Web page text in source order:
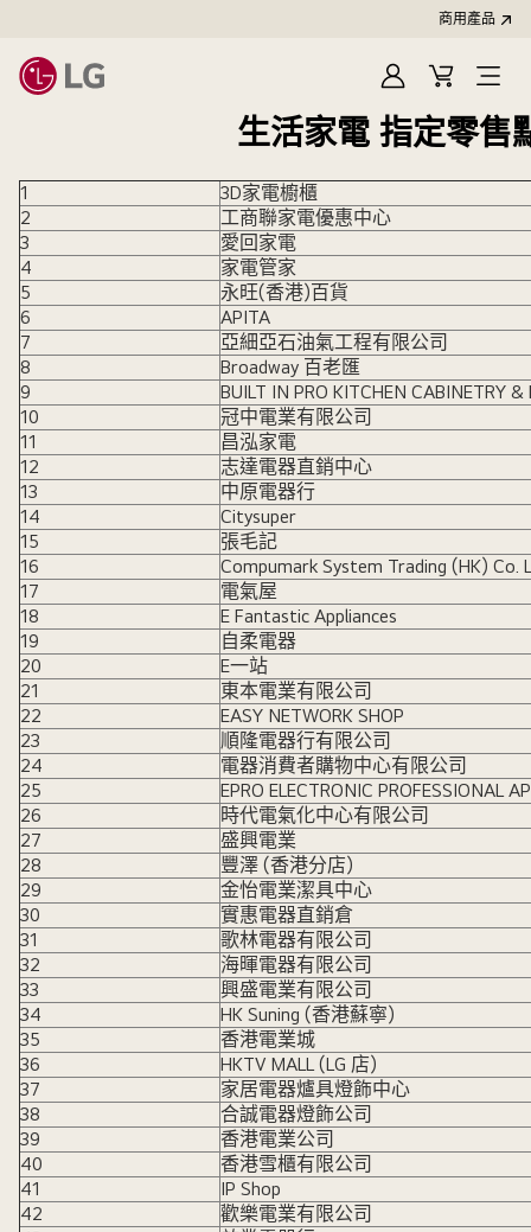
商用產品
登
入
購
物
車
生活家電 指定零售
1
3D家電櫥櫃
2
工商聯家電優惠中心
3
愛回家電
4
家電管家
5
永旺(香港)百貨
6
APITA
7
亞細亞石油氣工程有限公司
8
Broadway 百老匯
9
BUILT IN PRO KITCHEN CABINETRY &
10
冠中電業有限公司
11
昌泓家電
12
志達電器直銷中心
13
中原電器行
14
Citysuper
15
張毛記
16
Compumark System Trading (HK) Co.
17
電氣屋
18
E Fantastic Appliances
19
自柔電器
20
E一站
21
東本電業有限公司
22
EASY NETWORK SHOP
23
順隆電器行有限公司
24
電器消費者購物中心有限公司
25
EPRO ELECTRONIC PROFESSIONAL
26
時代電氣化中心有限公司
27
盛興電業
28
豐澤 (香港分店)
29
金怡電業潔具中心
30
實惠電器直銷倉
31
歌林電器有限公司
32
海暉電器有限公司
33
興盛電業有限公司
34
HK Suning (香港蘇寧)
35
香港電業城
36
HKTV MALL (LG 店)
37
家居電器爐具燈飾中心
38
合誠電器燈飾公司
39
香港電業公司
40
香港雪櫃有限公司
41
IP Shop
42
歡樂電業有限公司